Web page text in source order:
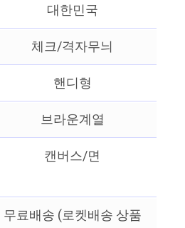
대한민국
체크/격자무늬
핸디형
브라운계열
캔버스/면
무료배송 (로켓배송 상품